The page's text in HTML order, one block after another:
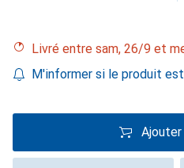
Livré entre sam, 26/9 et
M'informer si le produit
Ajouter